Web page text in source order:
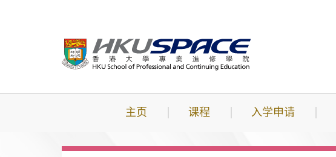
主页 课程 入学申请